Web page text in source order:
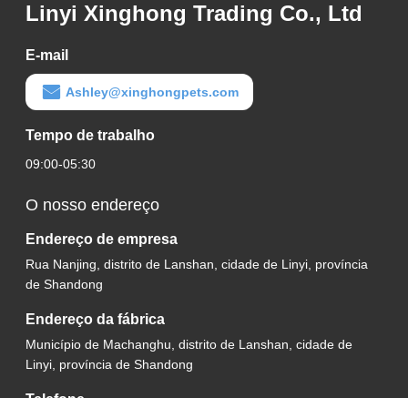
Linyi Xinghong Trading Co., Ltd
E-mail
Ashley@xinghongpets.com
Tempo de trabalho
09:00-05:30
O nosso endereço
Endereço de empresa
Rua Nanjing, distrito de Lanshan, cidade de Linyi, província
de Shandong
Endereço da fábrica
Município de Machanghu, distrito de Lanshan, cidade de
Linyi, província de Shandong